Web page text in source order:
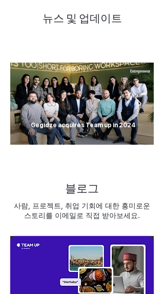
뉴스 및 업데이트
Gegidze acquires Team up in 2024
블로그
사람, 프로젝트, 취업 기회에 대한 흥미로운
스토리를 이메일로 직접 받아보세요.